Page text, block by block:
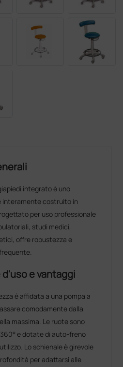
integrato è uno
interamente costruito in
per uso professionale
studi medici,
offre robustezza e
e vantaggi
è affidata a una pompa a
comodamente dalla
massima. Le ruote sono
e dotate di auto‑freno
Lo schienale è girevole
per adattarsi alle